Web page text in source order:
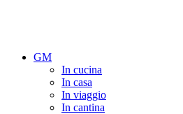
GM
In cucina
In casa
In viaggio
In cantina